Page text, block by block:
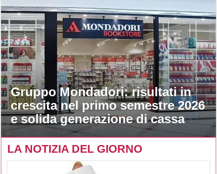
Gruppo Mondadori: risultati in
crescita nel primo semestre 2026
e solida generazione di cassa
LA NOTIZIA DEL GIORNO